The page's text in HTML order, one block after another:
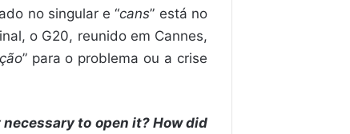
no singular e “cans” está no
o G20, reunido em Cannes,
” para o problema ou a crise
to open it? How did